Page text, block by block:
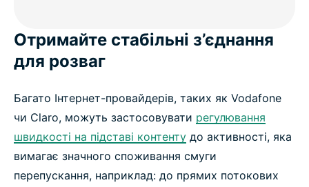
Отримайте стабільні з’єднання
для розваг
Багато Інтернет-провайдерів, таких як Vodafone
чи Claro, можуть застосовувати регулювання
швидкості на підставі контенту до активності, яка
вимагає значного споживання смуги
перепускання, наприклад: до прямих потокових